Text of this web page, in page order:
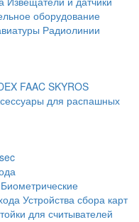
оборудование
Радиолинии
FAAC SKYROS
для распашных
Биометрические
Устройства сбора карт
для считывателей